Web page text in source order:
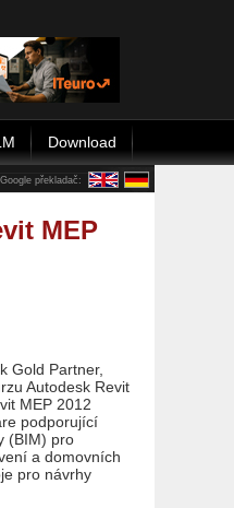
Download
Google překladač:
MEP
Gold Partner,
Autodesk Revit
MEP 2012
podporující
(BIM) pro
a domovních
pro návrhy